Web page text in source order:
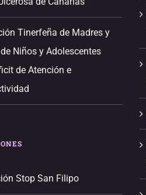
Tinerfeña de Madres y
Niños y Adolescentes
de Atención e
Stop San Filipo